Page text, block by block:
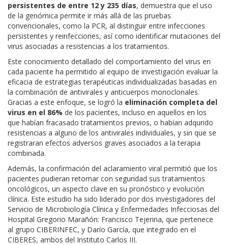
persistentes de entre 12 y 235 días, demuestra que el uso
de la genómica permite ir más allá de las pruebas
convencionales, como la PCR, al distinguir entre infecciones
persistentes y reinfecciones, así como identificar mutaciones del
virus asociadas a resistencias a los tratamientos.
Este conocimiento detallado del comportamiento del virus en
cada paciente ha permitido al equipo de investigación evaluar la
eficacia de estrategias terapéuticas individualizadas basadas en
la combinación de antivirales y anticuerpos monoclonales.
Gracias a este enfoque, se logró la eliminación completa del
virus en el 86% de los pacientes, incluso en aquellos en los
que habían fracasado tratamientos previos, o habían adqurido
resistencias a alguno de los antivirales individuales, y sin que se
registraran efectos adversos graves asociados a la terapia
combinada.
Además, la confirmación del aclaramiento viral permitió que los
pacientes pudieran retomar con seguridad sus tratamientos
oncológicos, un aspecto clave en su pronóstico y evolución
clínica. Este estudio ha sido liderado por dos investigadores del
Servicio de Microbiología Clínica y Enfermedades Infecciosas del
Hospital Gregorio Marañón: Francisco Tejerina, que pertenece
al grupo CIBERINFEC, y Darío García, que integrado en el
CIBERES, ambos del Instituto Carlos III.